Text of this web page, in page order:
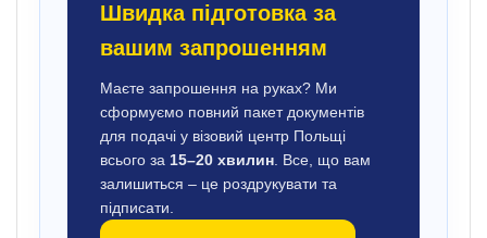
Швидка підготовка за
вашим запрошенням
Маєте запрошення на руках? Ми
сформуємо повний пакет документів
для подачі у візовий центр Польщі
всього за 15–20 хвилин . Все, що вам
залишиться – це роздрукувати та
підписати.